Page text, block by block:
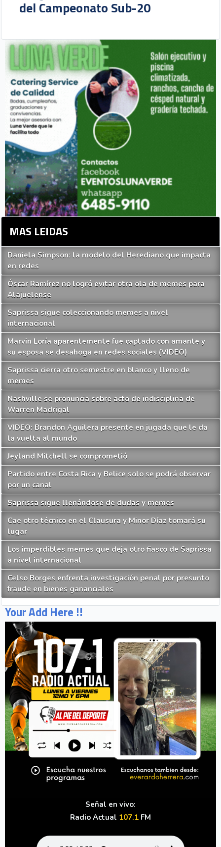
del Campeonato Sub-20
MAS LEIDAS
Daniela Simpson: la modelo del Herediano que impacta
en redes
Óscar Ramírez no logró evitar otra ola de memes para
Alajuelense
Saprissa sigue coleccionando memes a nivel
internacional
Marvin Loría aparentemente fue captado con amante y
su esposa se desahoga en redes sociales (VIDEO)
Saprissa cierra otro semestre en blanco y lleno de
memes
Nashville se pronuncia sobre acto de indisciplina de
Warren Madrigal
VIDEO: Brandon Aguilera presente en jugada que le da
la vuelta al mundo
Jeyland Mitchell se comprometió
Partido entre Costa Rica y Belice solo se podrá observar
por un canal
Saprissa sigue llenándose de dudas y memes
Cae otro técnico en el Clausura y Minor Díaz tomará su
lugar
Los imperdibles memes que deja otro fiasco de Saprissa
a nivel internacional
Celso Borges enfrenta investigación penal por presunto
fraude en bienes gananciales
Your Add Here !!
Señal en vivo:
Radio Actual 107.1 FM